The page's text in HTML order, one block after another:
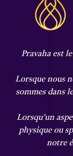
Pravaha est
Lorsque nous
sommes dans
Lorsqu’un
physique ou
notre